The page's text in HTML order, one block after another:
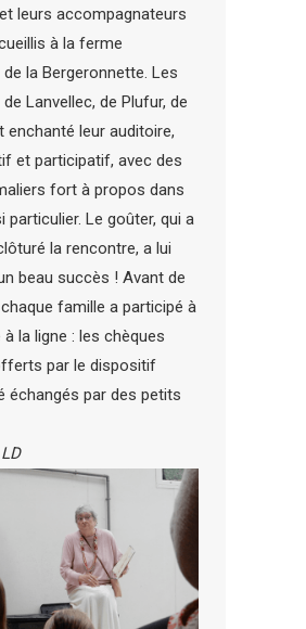
leurs accompagnateurs
à la ferme
la Bergeronnette. Les
Lanvellec, de Plufur, de
enchanté leur auditoire,
et participatif, avec des
fort à propos dans
particulier. Le goûter, qui a
la rencontre, a lui
beau succès ! Avant de
famille a participé à
la ligne : les chèques
par le dispositif
échangés par des petits